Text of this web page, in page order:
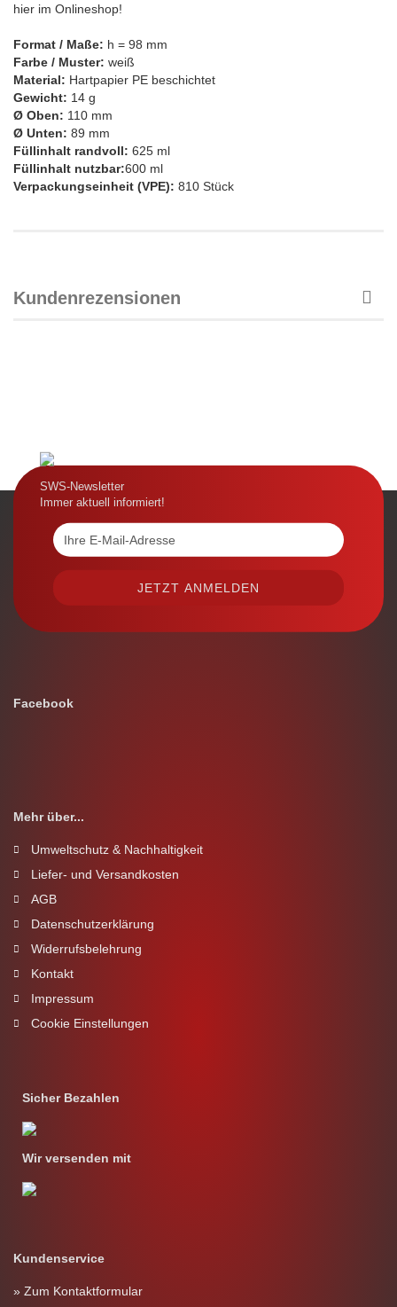
hier im Onlineshop!
Format / Maße: h = 98 mm
Farbe / Muster: weiß
Material: Hartpapier PE beschichtet
Gewicht: 14 g
Ø Oben: 110 mm
Ø Unten: 89 mm
Füllinhalt randvoll: 625 ml
Füllinhalt nutzbar:600 ml
Verpackungseinheit (VPE): 810 Stück
Kundenrezensionen
SWS-Newsletter
Immer aktuell informiert!
Facebook
Mehr über...
Umweltschutz & Nachhaltigkeit
Liefer- und Versandkosten
AGB
Datenschutzerklärung
Widerrufsbelehrung
Kontakt
Impressum
Cookie Einstellungen
Sicher Bezahlen
Wir versenden mit
Kundenservice
» Zum Kontaktformular